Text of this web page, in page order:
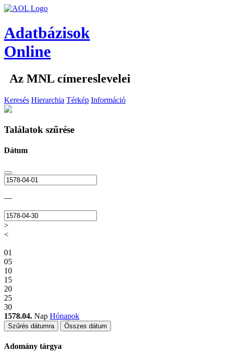
Adatbázisok
Online
Az MNL címereslevelei
Keresés Hierarchia Térkép Információ
Találatok szűrése
Dátum
—
>
<
01
05
10
15
20
25
30
1578.04. Nap Hónapok
Szűrés dátumra Összes dátum
Adomány tárgya